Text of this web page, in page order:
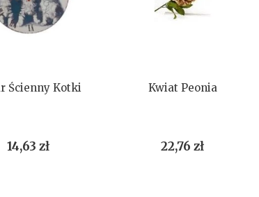
Ścienny Kotki
Cena
14,63 zł
Kwiat Peonia
Cena
22,76 zł